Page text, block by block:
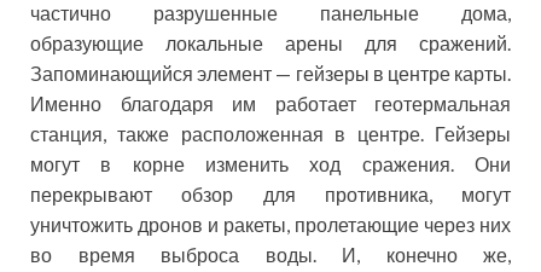
частично разрушенные панельные дома,
образующие локальные арены для сражений.
Запоминающийся элемент — гейзеры в центре карты.
Именно благодаря им работает геотермальная
станция, также расположенная в центре. Гейзеры
могут в корне изменить ход сражения. Они
перекрывают обзор для противника, могут
уничтожить дронов и ракеты, пролетающие через них
во время выброса воды. И, конечно же,